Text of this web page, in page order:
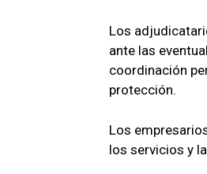
Los
ante las
coordinación
protección.
Los
los servicios y